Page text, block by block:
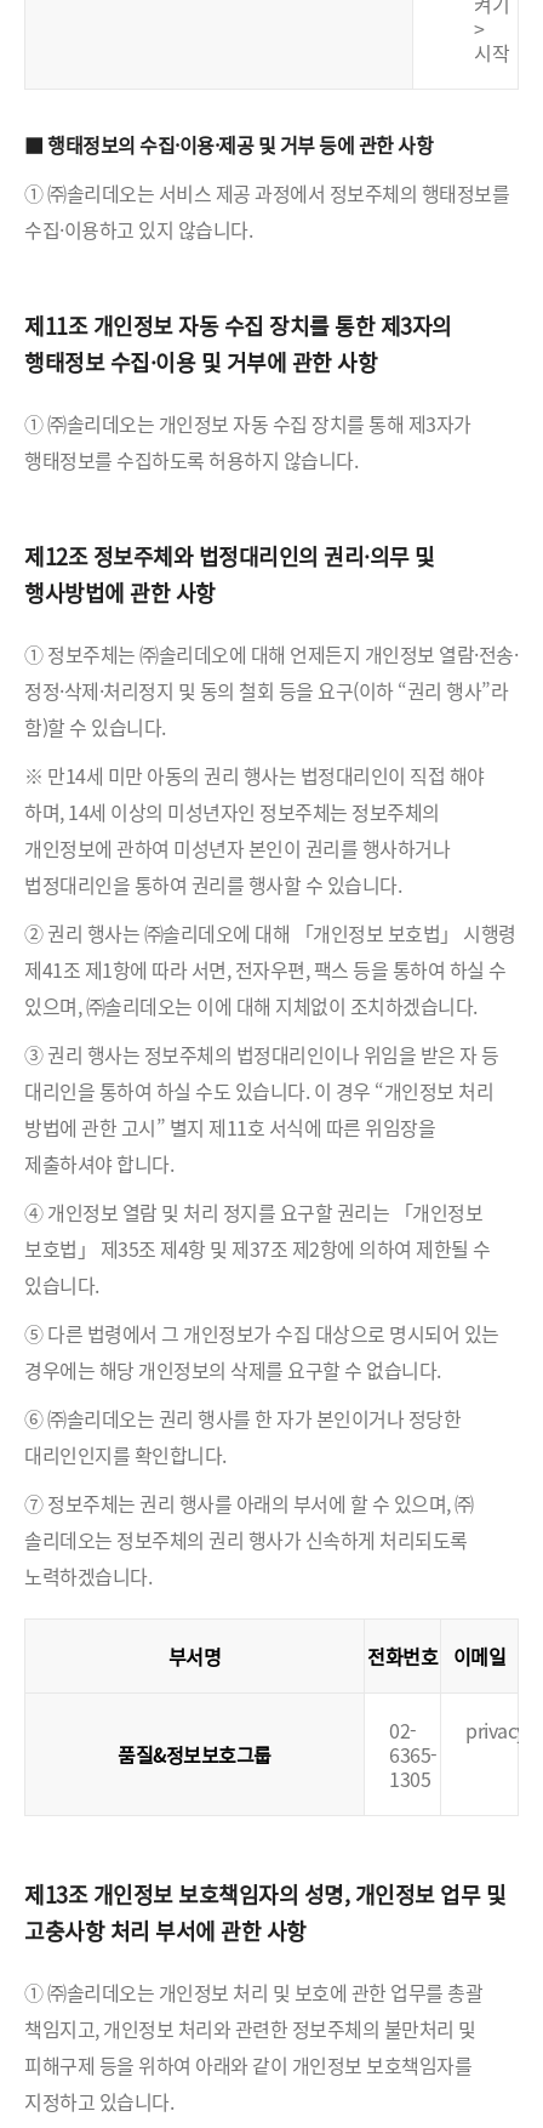
>
시작
■ 행태정보의 수집·이용·제공 및 거부 등에 관한 사항
① ㈜솔리데오는 서비스 제공 과정에서 정보주체의 행태정보를
수집·이용하고 있지 않습니다.
제11조 개인정보 자동 수집 장치를 통한 제3자의
행태정보 수집·이용 및 거부에 관한 사항
① ㈜솔리데오는 개인정보 자동 수집 장치를 통해 제3자가
행태정보를 수집하도록 허용하지 않습니다.
제12조 정보주체와 법정대리인의 권리·의무 및
행사방법에 관한 사항
① 정보주체는 ㈜솔리데오에 대해 언제든지 개인정보 열람·전송·
정정·삭제·처리정지 및 동의 철회 등을 요구(이하 “권리 행사”라
함)할 수 있습니다.
※ 만14세 미만 아동의 권리 행사는 법정대리인이 직접 해야
하며, 14세 이상의 미성년자인 정보주체는 정보주체의
개인정보에 관하여 미성년자 본인이 권리를 행사하거나
법정대리인을 통하여 권리를 행사할 수 있습니다.
② 권리 행사는 ㈜솔리데오에 대해 「개인정보 보호법」 시행령
제41조 제1항에 따라 서면, 전자우편, 팩스 등을 통하여 하실 수
있으며, ㈜솔리데오는 이에 대해 지체없이 조치하겠습니다.
③ 권리 행사는 정보주체의 법정대리인이나 위임을 받은 자 등
대리인을 통하여 하실 수도 있습니다. 이 경우 “개인정보 처리
방법에 관한 고시” 별지 제11호 서식에 따른 위임장을
제출하셔야 합니다.
④ 개인정보 열람 및 처리 정지를 요구할 권리는 「개인정보
보호법」 제35조 제4항 및 제37조 제2항에 의하여 제한될 수
있습니다.
⑤ 다른 법령에서 그 개인정보가 수집 대상으로 명시되어 있는
경우에는 해당 개인정보의 삭제를 요구할 수 없습니다.
⑥ ㈜솔리데오는 권리 행사를 한 자가 본인이거나 정당한
대리인인지를 확인합니다.
⑦ 정보주체는 권리 행사를 아래의 부서에 할 수 있으며, ㈜
솔리데오는 정보주체의 권리 행사가 신속하게 처리되도록
노력하겠습니다.
부서명 전화번호 이메일
품질&정보보호그룹
02-
6365-
1305
제13조 개인정보 보호책임자의 성명, 개인정보 업무 및
고충사항 처리 부서에 관한 사항
① ㈜솔리데오는 개인정보 처리 및 보호에 관한 업무를 총괄
책임지고, 개인정보 처리와 관련한 정보주체의 불만처리 및
피해구제 등을 위하여 아래와 같이 개인정보 보호책임자를
지정하고 있습니다.